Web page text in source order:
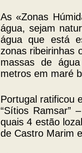
As «Zonas
água, sejam
água que está
zonas ribeirinhas
massas de
metros em maré
Portugal ratificou
“Sítios Ramsar”
quais 4 estão
de Castro Marim